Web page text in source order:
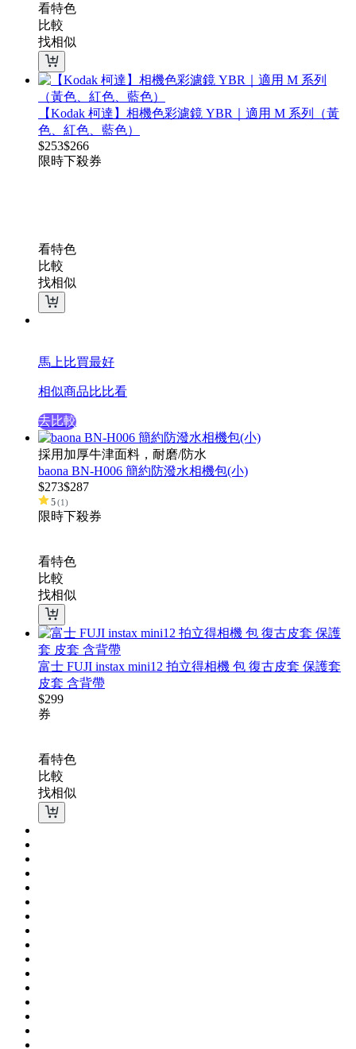
看特色
比較
找相似
【Kodak 柯達】相機色彩濾鏡 YBR｜適用 M 系列（黃
色、紅色、藍色）
$253$266
限時下殺券
看特色
比較
找相似
馬上比買最好
相似商品比比看
去比較
採用加厚牛津面料，耐磨/防水
baona BN-H006 簡約防潑水相機包(小)
$273$287
5(1)
限時下殺券
看特色
比較
找相似
富士 FUJI instax mini12 拍立得相機 包 復古皮套 保護套
皮套 含背帶
$299
券
看特色
比較
找相似